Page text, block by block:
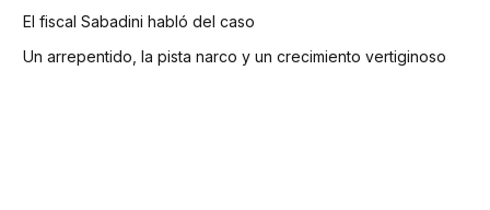
El fiscal Sabadini habló del caso
Un arrepentido, la pista narco y un crecimiento vertiginoso